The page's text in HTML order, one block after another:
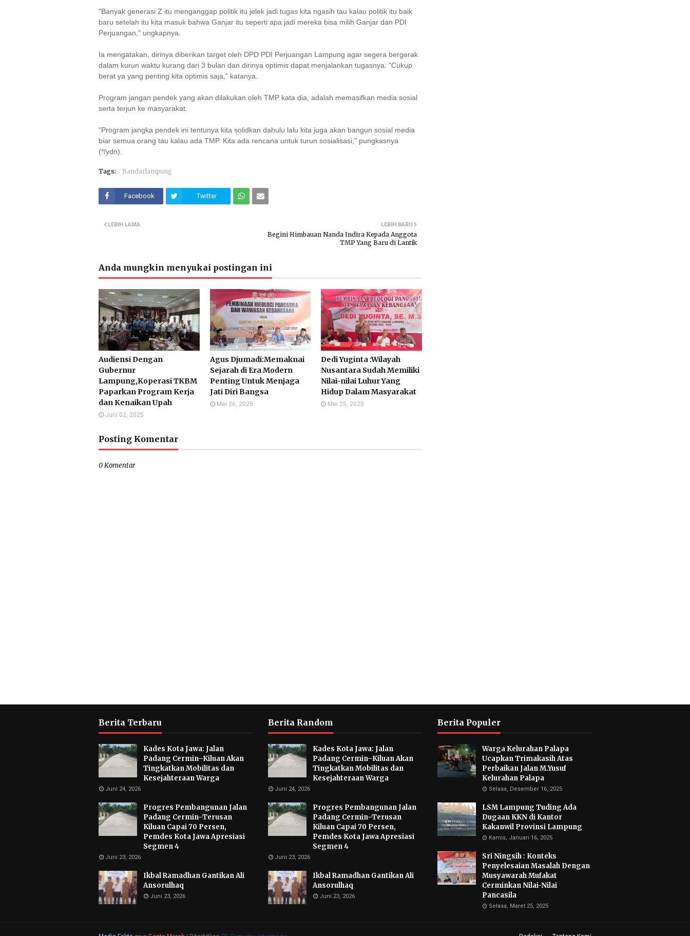
"Banyak generasi Z itu menganggap politik itu jelek jadi tugas kita ngasih tau kalau politik itu baik
baru setelah itu kita masuk bahwa Ganjar itu seperti apa jadi mereka bisa milih Ganjar dan PDI
Perjuangan," ungkapnya.
Ia mengatakan, dirinya diberikan target oleh DPD PDI Perjuangan Lampung agar segera bergerak
dalam kurun waktu kurang dari 3 bulan dan dirinya optimis dapat menjalankan tugasnya. "Cukup
berat ya yang penting kita optimis saja," katanya.
Program jangan pendek yang akan dilakukan oleh TMP kata dia, adalah memasifkan media sosial
serta terjun ke masyarakat.
"Program jangka pendek ini tentunya kita solidkan dahulu lalu kita juga akan bangun sosial media
biar semua orang tau kalau ada TMP. Kita ada rencana untuk turun sosialisasi," pungkasnya
(*/ydn).
Tags: Bandarlampung
Facebook Twitter
LEBIH BARU
Begini Himbauan Nanda Indira Kepada Anggota
TMP Yang Baru di Lantik
LEBIH LAMA
Anda mungkin menyukai postingan ini
Audiensi Dengan
Gubernur
Lampung,Koperasi TKBM
Paparkan Program Kerja
dan Kenaikan Upah
Juni 02, 2025
Agus Djumadi:Memaknai
Sejarah di Era Modern
Penting Untuk Menjaga
Jati Diri Bangsa
Mei 26, 2025
Dedi Yuginta :Wilayah
Nusantara Sudah Memiliki
Nilai-nilai Luhur Yang
Hidup Dalam Masyarakat
Mei 25, 2025
Posting Komentar
0 Komentar
Berita Terbaru
Kades Kota Jawa: Jalan
Padang Cermin–Kiluan Akan
Tingkatkan Mobilitas dan
Kesejahteraan Warga
Juni 24, 2026
Progres Pembangunan Jalan
Padang Cermin–Terusan
Kiluan Capai 70 Persen,
Pemdes Kota Jawa Apresiasi
Segmen 4
Juni 23, 2026
Ikbal Ramadhan Gantikan Ali
Ansorulhaq
Juni 23, 2026
Berita Random
Kades Kota Jawa: Jalan
Padang Cermin–Kiluan Akan
Tingkatkan Mobilitas dan
Kesejahteraan Warga
Juni 24, 2026
Progres Pembangunan Jalan
Padang Cermin–Terusan
Kiluan Capai 70 Persen,
Pemdes Kota Jawa Apresiasi
Segmen 4
Juni 23, 2026
Ikbal Ramadhan Gantikan Ali
Ansorulhaq
Juni 23, 2026
Berita Populer
Warga Kelurahan Palapa
Ucapkan Trimakasih Atas
Perbaikan Jalan M.Yusuf
Kelurahan Palapa
Selasa, Desember 16, 2025
LSM Lampung Tuding Ada
Dugaan KKN di Kantor
Kakanwil Provinsi Lampung
Kamis, Januari 16, 2025
Sri Ningsih : Konteks
Penyelesaian Masalah Dengan
Musyawarah Mufakat
Cerminkan Nilai-Nilai
Pancasila
Selasa, Maret 25, 2025